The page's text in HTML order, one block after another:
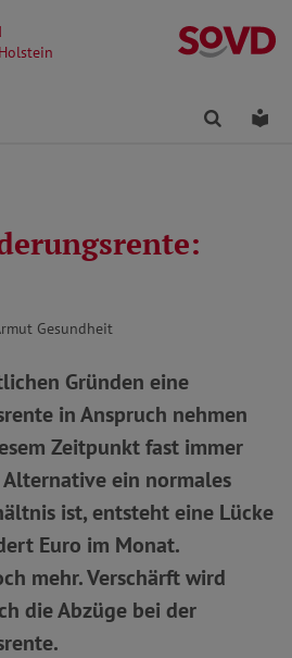
Finden
Gesundheit
Gründen eine
in Anspruch nehmen
Zeitpunkt fast immer
ein normales
ist, entsteht eine Lücke
Euro im Monat.
mehr. Verschärft wird
die Abzüge bei der